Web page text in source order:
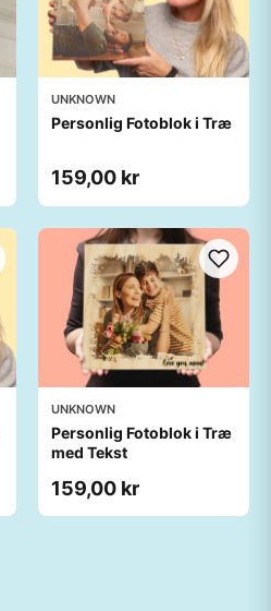
UNKNOWN
Personlig Fotoblok i Træ
159,00 kr
UNKNOWN
Personlig Fotoblok i Træ
med Tekst
159,00 kr